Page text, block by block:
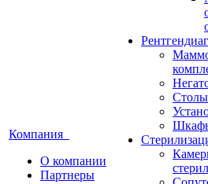
Компания
О компании
Партнеры